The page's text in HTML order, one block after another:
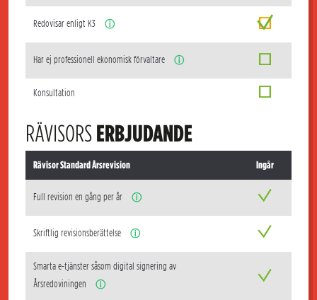
Redovisar enligt K3 ⓘ
Har ej professionell ekonomisk förvaltare ⓘ
Konsultation
RÄVISORSERBJUDANDE
Rävisor Standard Årsrevision Ingår
Full revision en gång per år ⓘ
Skriftlig revisionsberättelse ⓘ
Smarta e-tjänster såsom digital signering av
Årsredoviningen
ⓘ